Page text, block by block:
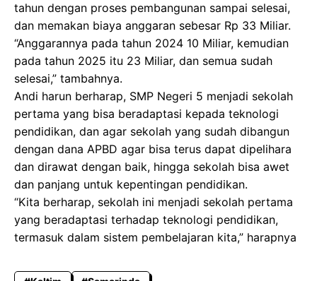
tahun dengan proses pembangunan sampai selesai,
dan memakan biaya anggaran sebesar Rp 33 Miliar.
“Anggarannya pada tahun 2024 10 Miliar, kemudian
pada tahun 2025 itu 23 Miliar, dan semua sudah
selesai,” tambahnya.
Andi harun berharap, SMP Negeri 5 menjadi sekolah
pertama yang bisa beradaptasi kepada teknologi
pendidikan, dan agar sekolah yang sudah dibangun
dengan dana APBD agar bisa terus dapat dipelihara
dan dirawat dengan baik, hingga sekolah bisa awet
dan panjang untuk kepentingan pendidikan.
“Kita berharap, sekolah ini menjadi sekolah pertama
yang beradaptasi terhadap teknologi pendidikan,
termasuk dalam sistem pembelajaran kita,” harapnya